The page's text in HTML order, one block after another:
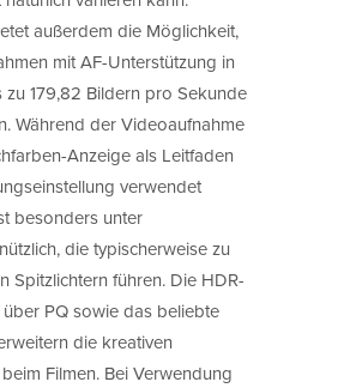
außerdem die Möglichkeit,
mit AF-Unterstützung in
zu 179,82 Bildern pro Sekunde
Während der Videoaufnahme
Anzeige als Leitfaden
verwendet
besonders unter
die typischerweise zu
Spitzlichtern führen. Die HDR-
PQ sowie das beliebte
die kreativen
Filmen. Bei Verwendung